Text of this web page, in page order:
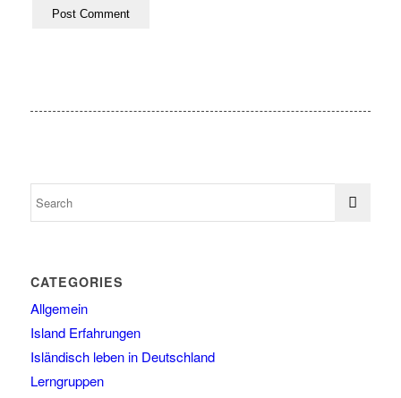
CATEGORIES
Allgemein
Island Erfahrungen
Isländisch leben in Deutschland
Lerngruppen